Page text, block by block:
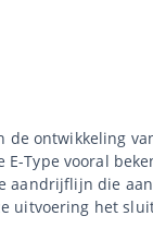
de ontwikkeling
Type vooral
aandrijflijn die
uitvoering het